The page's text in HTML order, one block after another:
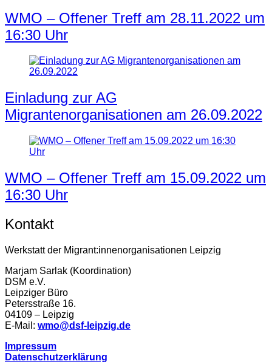
WMO – Offener Treff am 28.11.2022 um
16:30 Uhr
Einladung zur AG
Migrantenorganisationen am 26.09.2022
WMO – Offener Treff am 15.09.2022 um
16:30 Uhr
Kontakt
Werkstatt der Migrant:innenorganisationen Leipzig
Marjam Sarlak (Koordination)
DSM e.V.
Leipziger Büro
Petersstraße 16.
04109 – Leipzig
E-Mail: wmo@dsf-leipzig.de
Impressum
Datenschutzerklärung